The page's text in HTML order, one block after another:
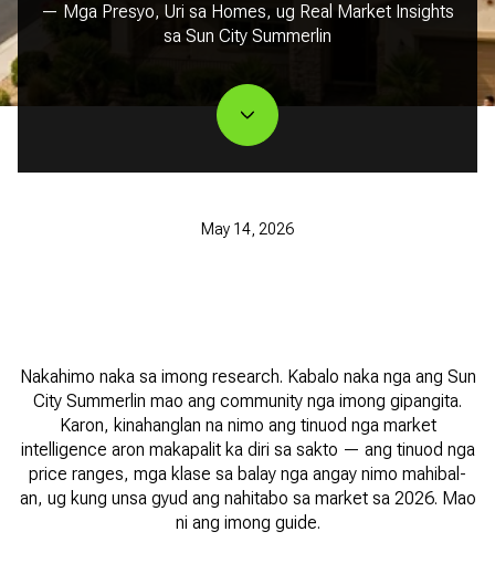
— Mga Presyo, Uri sa Homes, ug Real Market Insights
sa Sun City Summerlin
May 14, 2026
Nakahimo naka sa imong research. Kabalo naka nga ang Sun
City Summerlin mao ang community nga imong gipangita.
Karon, kinahanglan na nimo ang tinuod nga market
intelligence aron makapalit ka diri sa sakto — ang tinuod nga
price ranges, mga klase sa balay nga angay nimo mahibal-
an, ug kung unsa gyud ang nahitabo sa market sa 2026. Mao
ni ang imong guide.